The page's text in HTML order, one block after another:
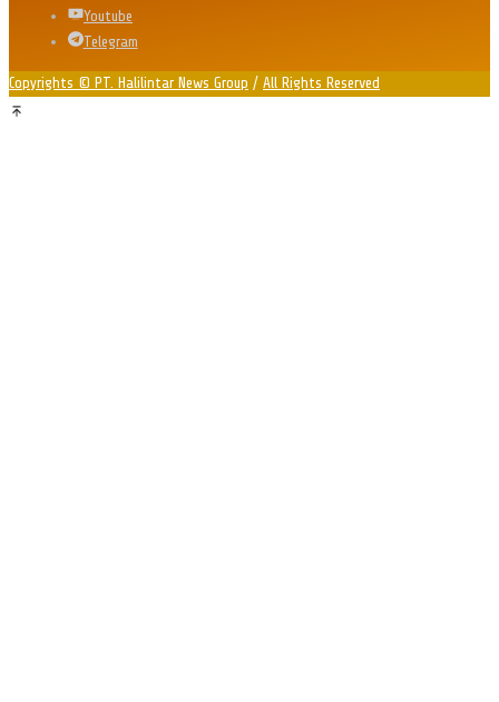
Youtube
Telegram
Copyrights © PT. Halilintar News Group / All Rights Reserved